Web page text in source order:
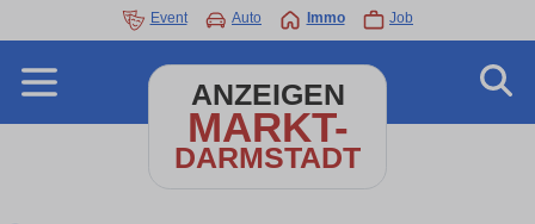
Event Auto Immo Job
ANZEIGEN
MARKT-
DARMSTADT